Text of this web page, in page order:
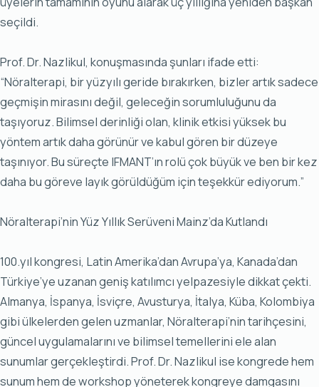
seçildi.
Prof. Dr. Nazlikul, konuşmasında şunları ifade etti:
“Nöralterapi, bir yüzyılı geride bırakırken, bizler artık sadece
geçmişin mirasını değil, geleceğin sorumluluğunu da
taşıyoruz. Bilimsel derinliği olan, klinik etkisi yüksek bu
yöntem artık daha görünür ve kabul gören bir düzeye
taşınıyor. Bu süreçte IFMANT’ın rolü çok büyük ve ben bir kez
daha bu göreve layık görüldüğüm için teşekkür ediyorum.”
Nöralterapi’nin Yüz Yıllık Serüveni Mainz’da Kutlandı
100.yıl kongresi, Latin Amerika’dan Avrupa’ya, Kanada’dan
Türkiye’ye uzanan geniş katılımcı yelpazesiyle dikkat çekti.
Almanya, İspanya, İsviçre, Avusturya, İtalya, Küba, Kolombiya
gibi ülkelerden gelen uzmanlar, Nöralterapi’nin tarihçesini,
güncel uygulamalarını ve bilimsel temellerini ele alan
sunumlar gerçekleştirdi. Prof. Dr. Nazlikul ise kongrede hem
sunum hem de workshop yöneterek kongreye damgasını